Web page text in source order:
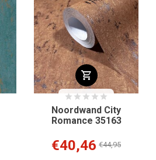
Noordwand City
Romance 35163
€40,46 €44,95